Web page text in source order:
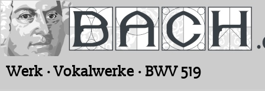
Werk · Vokalwerke · BWV 519